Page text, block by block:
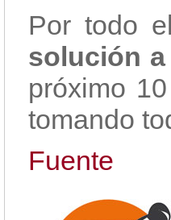
Por todo
solución
próximo
tomando
Fuente